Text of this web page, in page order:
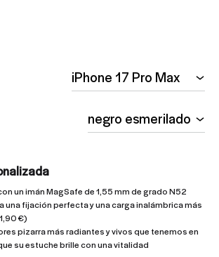
un imán MagSafe de 1,55 mm de grado N52
una fijación perfecta y una carga inalámbrica más
€)
pizarra más radiantes y vivos que tenemos en
su estuche brille con una vitalidad